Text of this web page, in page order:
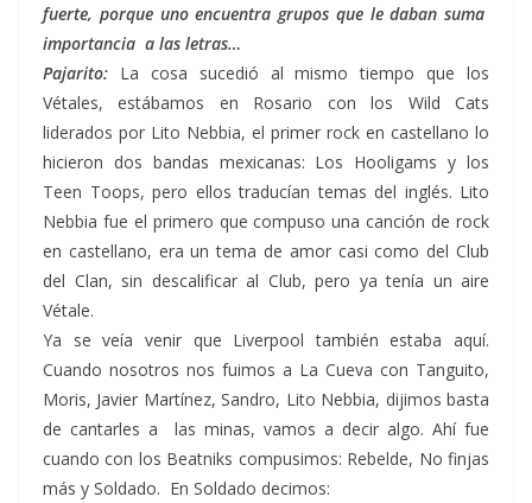
fuerte, porque uno encuentra grupos que le daban suma
importancia a las letras…
Pajarito: La cosa sucedió al mismo tiempo que los
Vétales, estábamos en Rosario con los Wild Cats
liderados por Lito Nebbia, el primer rock en castellano lo
hicieron dos bandas mexicanas: Los Hooligams y los
Teen Toops, pero ellos traducían temas del inglés. Lito
Nebbia fue el primero que compuso una canción de rock
en castellano, era un tema de amor casi como del Club
del Clan, sin descalificar al Club, pero ya tenía un aire
Vétale.
Ya se veía venir que Liverpool también estaba aquí.
Cuando nosotros nos fuimos a La Cueva con Tanguito,
Moris, Javier Martínez, Sandro, Lito Nebbia, dijimos basta
de cantarles a las minas, vamos a decir algo. Ahí fue
cuando con los Beatniks compusimos: Rebelde, No finjas
más y Soldado. En Soldado decimos: